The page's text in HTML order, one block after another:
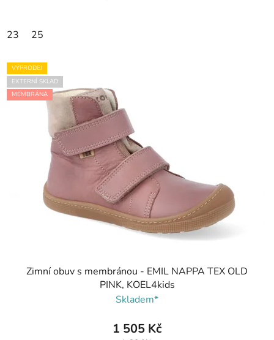
23 25
VÝPRODEJ
EXTERNÍ SKLAD
MEMBRÁNA
Zimní obuv s membránou - EMIL NAPPA TEX OLD
PINK, KOEL4kids
Skladem*
1 505 Kč